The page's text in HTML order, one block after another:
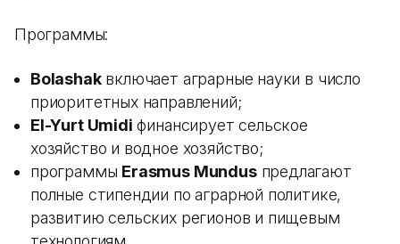
Программы:
Bolashakвключает аграрные науки в число
приоритетных направлений;
El-Yurt Umidi финансирует сельское
хозяйство и водное хозяйство;
программы Erasmus Mundusпредлагают
полные стипендии по аграрной политике,
развитию сельских регионов и пищевым